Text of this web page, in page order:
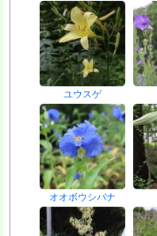
ユウスゲ
オオボウシバナ